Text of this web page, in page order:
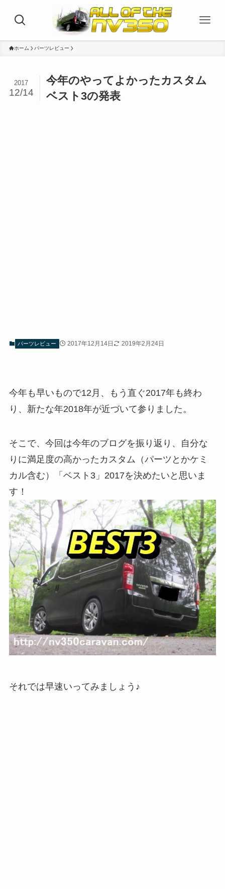
ホーム パーツレビュー
今年のやってよかったカスタム
ベスト3の発表
2017
12/14
パーツレビュー 2017年12月14日 2019年2月24日
今年も早いもので12月、もう直ぐ2017年も終わ
り、新たな年2018年が近づいて参りました。
そこで、今回は今年のブログを振り返り、自分な
りに満足度の高かったカスタム（パーツとかケミ
カル含む）「ベスト3」2017を決めたいと思いま
す！
それでは早速いってみましょう♪